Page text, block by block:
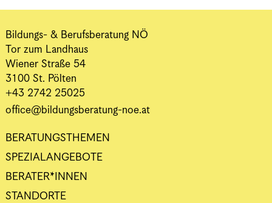
Bildungs- & Berufsberatung NÖ
Tor zum Landhaus
Wiener Straße 54
3100 St. Pölten
+43 2742 25025
office@bildungsberatung-noe.at
BERATUNGSTHEMEN
SPEZIALANGEBOTE
BERATER*INNEN
STANDORTE